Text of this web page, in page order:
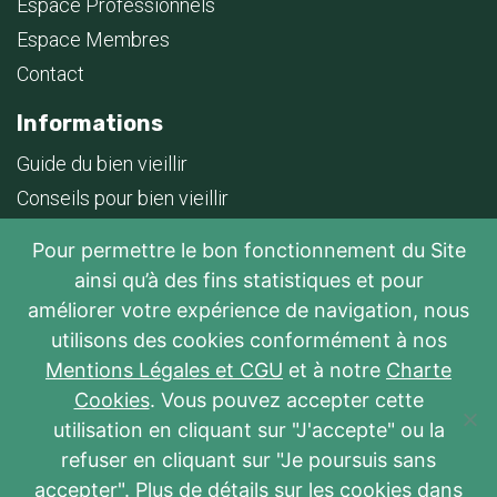
Espace Professionnels
Espace Membres
Contact
Informations
Guide du bien vieillir
Conseils pour bien vieillir
Plan du site
Soutenir le développement des résidences Vivre
ensemble
Jeu concours calendrier de l’avent 2025
Juridique
Mentions légales et CGU
Pour permettre le bon fonctionnement du Site
ainsi qu’à des fins statistiques et pour
améliorer votre expérience de navigation, nous
utilisons des cookies conformément à nos
Mentions Légales et CGU et à notre Charte
Cookies. Vous pouvez accepter cette
utilisation en cliquant sur "J'accepte" ou la
refuser en cliquant sur "Je poursuis sans
accepter". Plus de détails sur les cookies dans